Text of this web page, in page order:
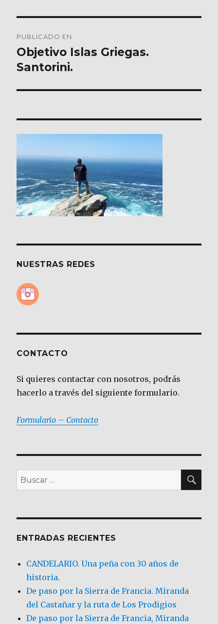
de
entradas
PUBLICADO EN
Objetivo Islas Griegas.
Santorini.
NUESTRAS REDES
CONTACTO
Si quieres contactar con nosotros, podrás
hacerlo a través del siguiente formulario.
Formulario – Contacto
Buscar
por:
ENTRADAS RECIENTES
CANDELARIO. Una peña con 30 años de
historia.
De paso por la Sierra de Francia. Miranda
del Castañar y la ruta de Los Prodigios
De paso por la Sierra de Francia, Miranda